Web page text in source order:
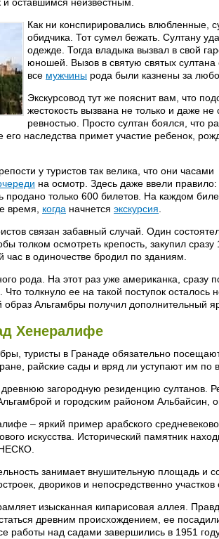
Как ни конспирировались влюбленные,
обидчика. Тот сумел бежать. Султану
одежде. Тогда владыка вызвал в свой
юношей. Вызов в святую святых султана
все мужчины рода были казнены за
Экскурсовод тут же пояснит вам, что
жестокость вызвана не только и даже не
ревностью. Просто султан боялся, что
его наследства примет участие ребенок,
у туристов так велика, что они часами
на осмотр. Здесь даже ввели правило:
продано только 600 билетов. На каждом
время, когда начнется экскурсия
связан забавный случай. Один
толком осмотреть крепость, закупил сразу
час в одиночестве бродил по зданиям.
рода. На этот раз уже американка, сразу
толкнуло ее на такой поступок осталось
образ Альгамбры получил дополнительный
Хенералифе
туристы в Гранаде обязательно
райские сады и вряд ли уступают им по
загородную резиденцию султанов.
и городским районом Альбайсин,
– яркий пример арабского
искусства. Исторический памятник
занимает внушительную площадь и
двориков и непосредственно участков
изысканная кипарисовая аллея.
древним происхождением, ее
работы над садами завершились в 1951